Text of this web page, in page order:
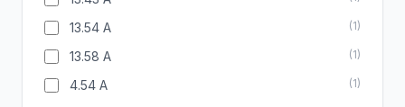
13.54 A (1)
13.58 A (1)
4.54 A (1)